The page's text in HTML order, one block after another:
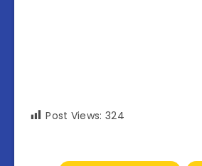
Post Views: 324